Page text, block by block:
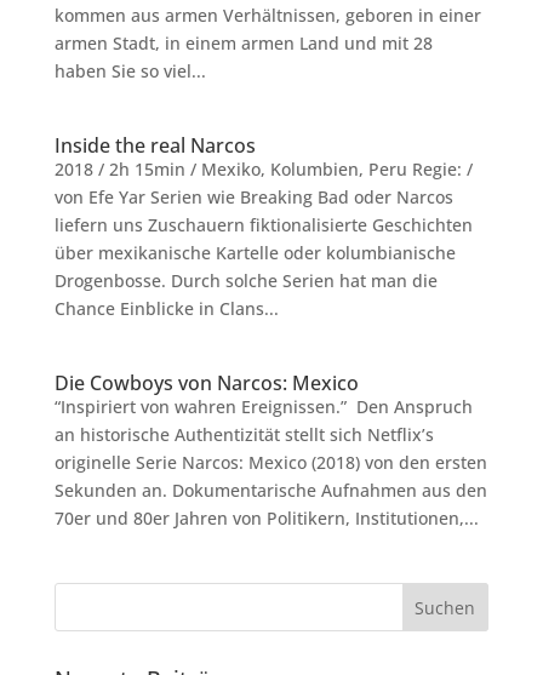
kommen aus armen Verhältnissen, geboren in einer
armen Stadt, in einem armen Land und mit 28
haben Sie so viel...
Inside the real Narcos
2018 / 2h 15min / Mexiko, Kolumbien, Peru Regie: /
von Efe Yar Serien wie Breaking Bad oder Narcos
liefern uns Zuschauern fiktionalisierte Geschichten
über mexikanische Kartelle oder kolumbianische
Drogenbosse. Durch solche Serien hat man die
Chance Einblicke in Clans...
Die Cowboys von Narcos: Mexico
“Inspiriert von wahren Ereignissen.” Den Anspruch
an historische Authentizität stellt sich Netflix’s
originelle Serie Narcos: Mexico (2018) von den ersten
Sekunden an. Dokumentarische Aufnahmen aus den
70er und 80er Jahren von Politikern, Institutionen,...